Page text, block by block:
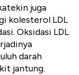
juga
kolesterol LDL
Oksidasi LDL
darah
jantung.